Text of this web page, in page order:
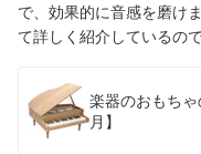
で、効果的に音感を磨けま
て詳しく紹介しているの
楽器のおもち
月】